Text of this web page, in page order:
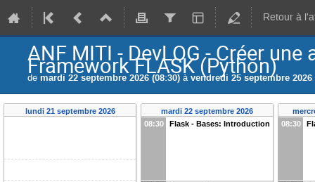
Retour à
ANF MITI - DevLOG - Créer
Framework FLASK (Python)
de mardi 22 septembre 2026 (08:30) àvendredi 25 septembre 2026
lundi 21 septembre 2026
mardi 22 septembre 2026
08:30
Flask - Bases: Introduction
08:30